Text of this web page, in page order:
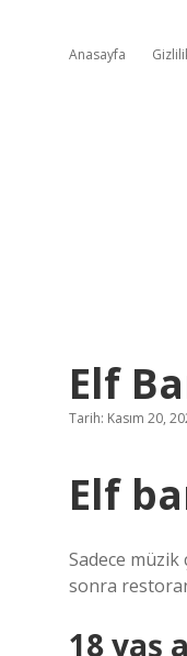
Anasayfa
Elf
Tarih: Kasım 20,
Elf
Sadece müzik
sonra
18 yaş